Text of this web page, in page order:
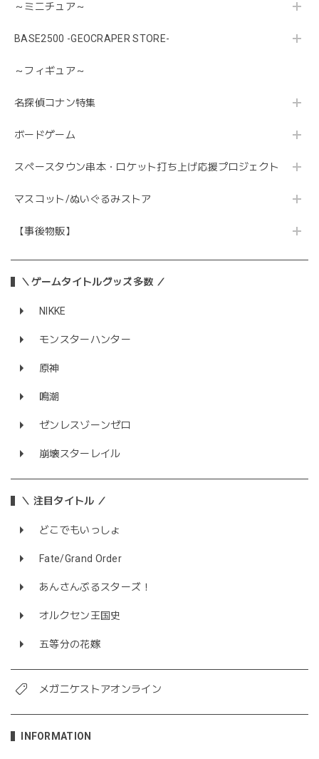
～ミニチュア～
BASE2500 -GEOCRAPER STORE-
～フィギュア～
名探偵コナン特集
ボードゲーム
スペースタウン串本・ロケット打ち上げ応援プロジェクト
マスコット/ぬいぐるみストア
【事後物販】
＼ゲームタイトルグッズ多数 ／
NIKKE
モンスターハンター
原神
鳴潮
ゼンレスゾーンゼロ
崩壊スターレイル
＼ 注目タイトル ／
どこでもいっしょ
Fate/Grand Order
あんさんぶるスターズ！
オルクセン王国史
五等分の花嫁
メガニケストアオンライン
INFORMATION